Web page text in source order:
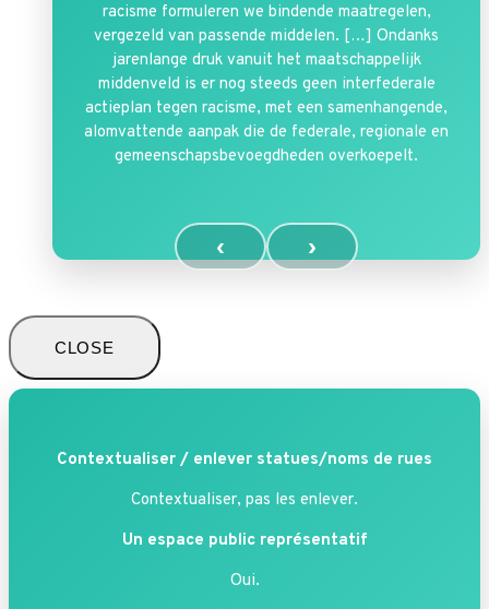
racisme formuleren we bindende maatregelen,
vergezeld van passende middelen. […] Ondanks
jarenlange druk vanuit het maatschappelijk
middenveld is er nog steeds geen interfederale
actieplan tegen racisme, met een samenhangende,
alomvattende aanpak die de federale, regionale en
gemeenschapsbevoegdheden overkoepelt.
‹ ›
CLOSE
Contextualiser / enlever statues/noms de rues
Contextualiser, pas les enlever.
Un espace public représentatif
Oui.